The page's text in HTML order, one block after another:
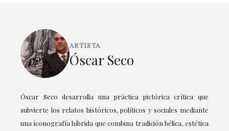
ARTISTA
Óscar Seco
Óscar Seco desarrolla una práctica pictórica crítica que
subvierte los relatos históricos, políticos y sociales mediante
una iconografía híbrida que combina tradición bélica, estética